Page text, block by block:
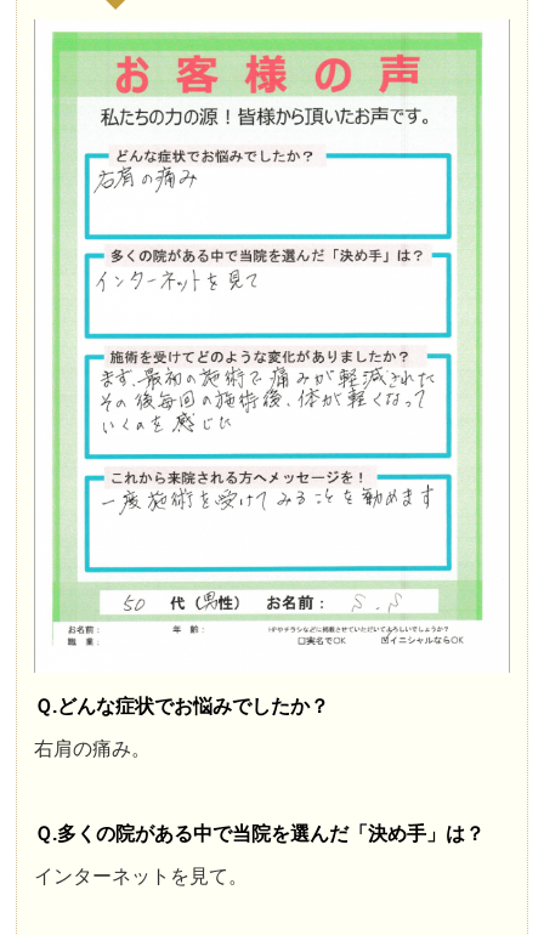
Ｑ.どんな症状でお悩みでしたか？
右肩の痛み。
Ｑ.多くの院がある中で当院を選んだ「決め手」は？
インターネットを見て。